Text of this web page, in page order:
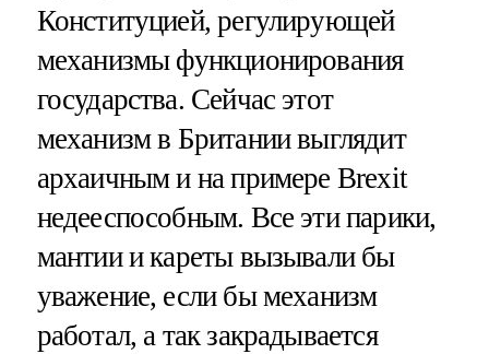
Конституцией, регулирующей
механизмы функционирования
государства. Сейчас этот
механизм в Британии выглядит
архаичным и на примере Brexit
недееспособным. Все эти парики,
мантии и кареты вызывали бы
уважение, если бы механизм
работал, а так закрадывается